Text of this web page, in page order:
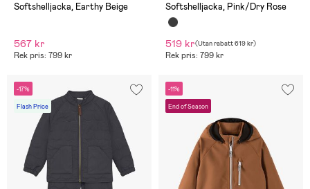
Softshelljacka, Earthy Beige
567 kr
Rek pris: 799 kr
Softshelljacka, Pink/Dry Rose
519 kr(Utan rabatt619 kr)
Rek pris: 799 kr
-17%
Flash Price
-11%
End of Season